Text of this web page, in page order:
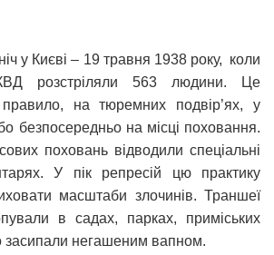
у Києві – 19 травня 1938 року, коли
розстріляли 563 людини. Це
правило, на тюремних подвір’ях, у
безпосередньо на місці поховання.
поховань відводили спеціальні
У пік репресій цю практику
масштаби злочинів. Траншеї
в садах, парках, приміських
засипали негашеним вапном.